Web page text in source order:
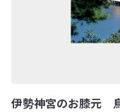
伊勢神宮のお膝元